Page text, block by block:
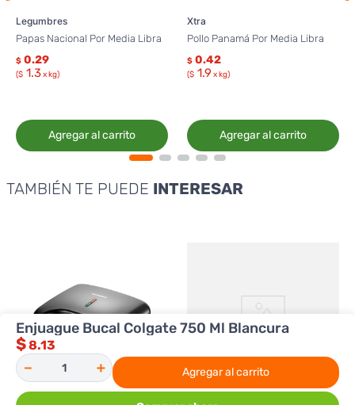
Legumbres
Papas Nacional Por Media Libra
$ 0.29
($ 1.3x kg)
Agregar al carrito
Xtra
Pollo Panamá Por Media Libra
$ 0.42
($ 1.9 x kg)
Agregar al carrito
TAMBIÉN TE PUEDE INTERESAR
Enjuague Bucal Colgate 750 Ml Blancura
$8.13
＋
－ Agregar al carrito